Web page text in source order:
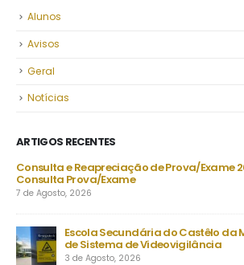
Alunos
Avisos
Geral
Notícias
ARTIGOS RECENTES
Projeto “BONJOUR, LE FRANÇAIS!”
TEMPS”
30 de Julho, 2026
Despacho Normativo n.º 8-B/2026 |
setembro | Exames finais nacionais
23 de Julho, 2026